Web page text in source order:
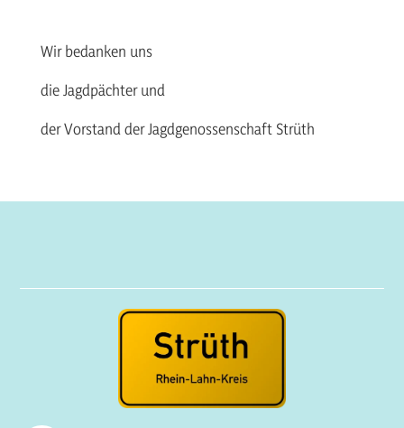
Wir bedanken uns
die Jagdpächter und
der Vorstand der Jagdgenossenschaft Strüth